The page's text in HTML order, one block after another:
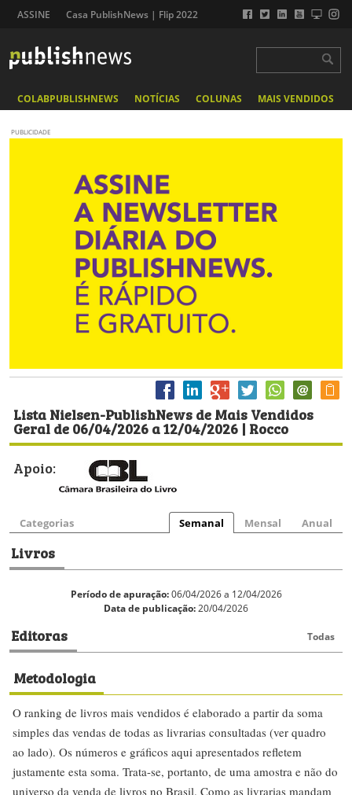
ASSINE Casa PublishNews | Flip 2022
COLABPUBLISHNEWS NOTÍCIAS COLUNAS MAIS VENDIDOS
PUBLICIDADE
Lista Nielsen-PublishNews de Mais Vendidos
Geral de 06/04/2026 a 12/04/2026 | Rocco
Apoio:
Categorias Semanal Mensal Anual
Livros
Período de apuração:06/04/2026 a 12/04/2026
Data de publicação:20/04/2026
Editoras Todas
Metodologia
O ranking de livros mais vendidos é elaborado a partir da soma
simples das vendas de todas as livrarias consultadas (ver quadro
ao lado). Os números e gráficos aqui apresentados refletem
justamente esta soma. Trata-se, portanto, de uma amostra e não do
universo da venda de livros no Brasil. Como as livrarias mandam